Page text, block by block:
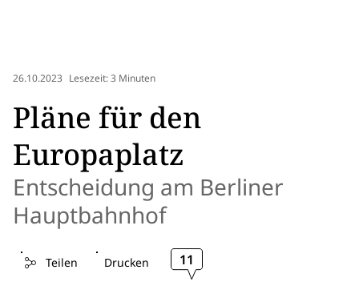
26.10.2023 Lesezeit: 3 Minuten
Pläne für den
Europaplatz
Entscheidung am Berliner
Hauptbahnhof
Teilen Drucken 11